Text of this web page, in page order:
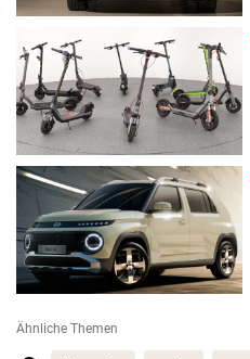
Ähnliche Themen